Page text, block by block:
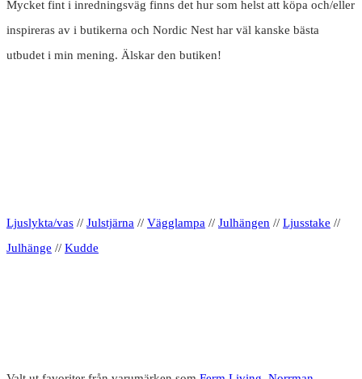
Mycket fint i inredningsväg finns det hur som helst att köpa och/eller
inspireras av i butikerna och Nordic Nest har väl kanske bästa
utbudet i min mening. Älskar den butiken!
Ljuslykta/vas // Julstjärna // Vägglampa // Julhängen // Ljusstake //
Julhänge // Kudde